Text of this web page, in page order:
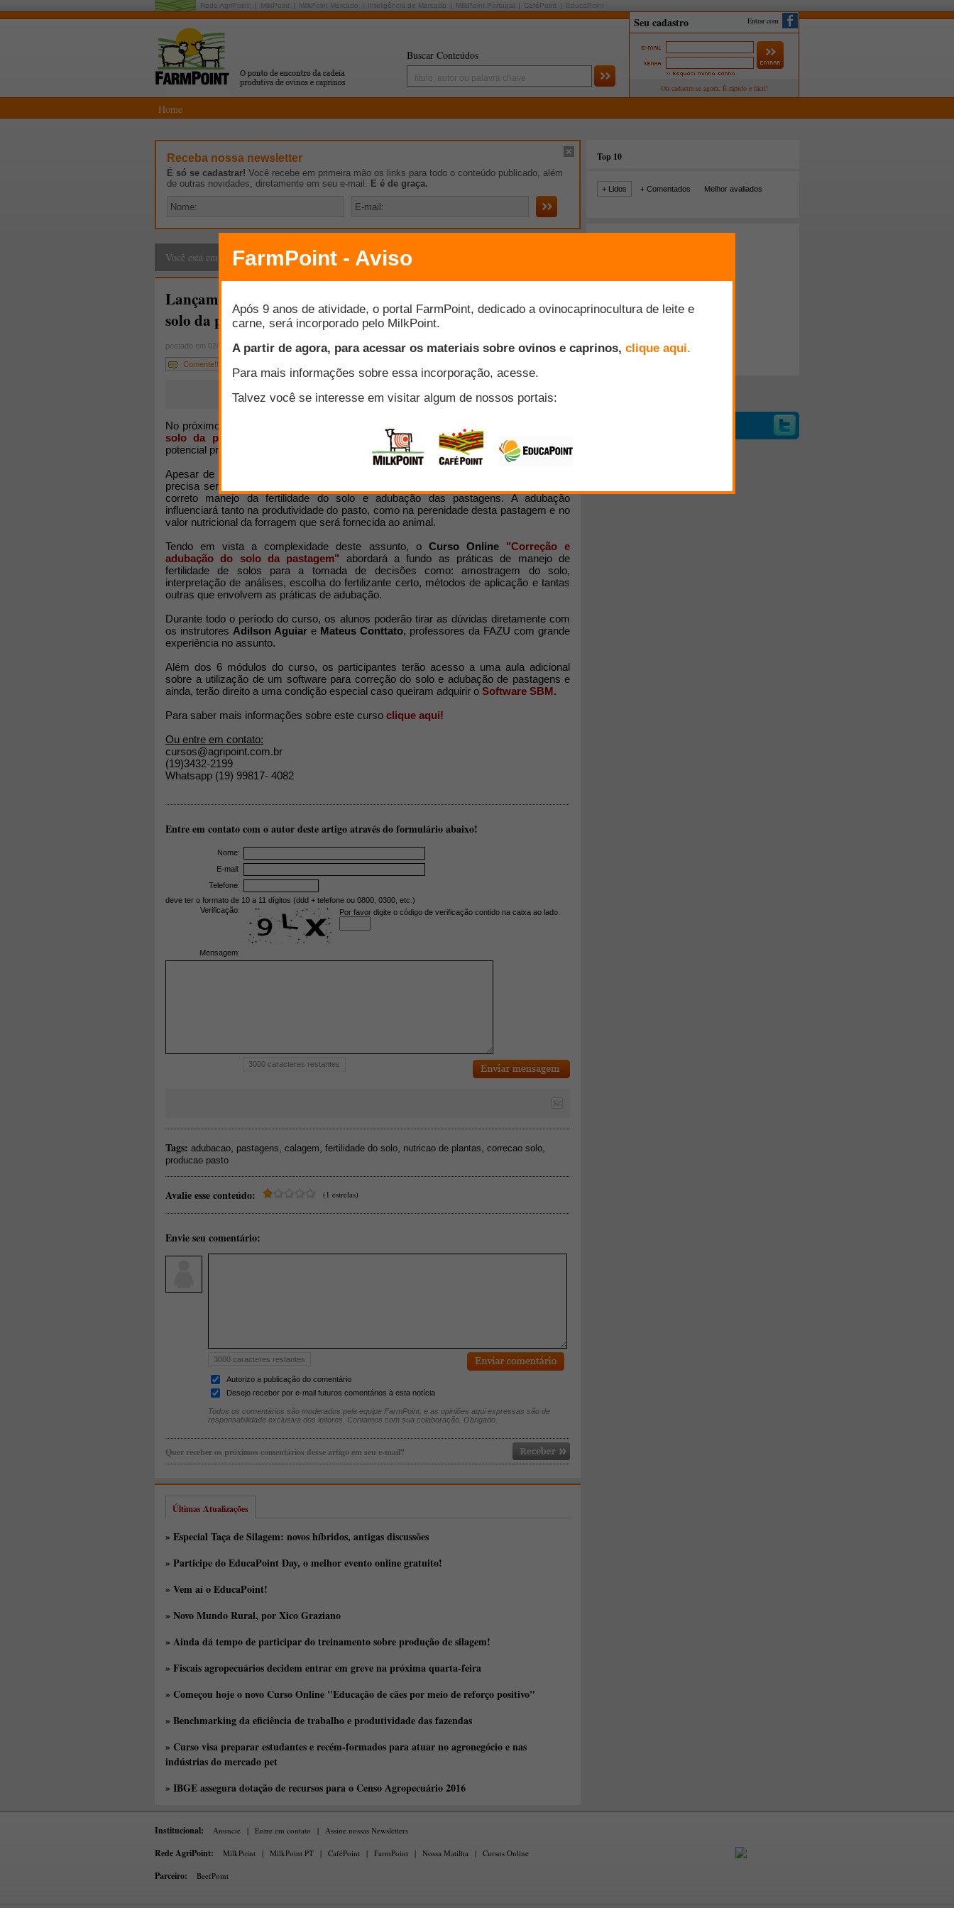
Rede AgriPoint: MilkPoint MilkPoint Mercado Inteligência de Mercado MilkPoint Portugal CaféPoint EducaPoint
Buscar Conteúdos
Entrar com
Home
Receba nossa newsletter
É só se cadastrar! Você recebe em primeira mão os links para todo o conteúdo publicado, além
de outras novidades, diretamente em seu e-mail. E é de graça.
Você está em: farmpoint.com.br>Novas do FarmPoint
Lançamento- Curso Online "Correção e adubação do
solo da pastagem"
postado em 02/09/2015
Comente!!!
No próximo mês teremos o lançamento do Curso Online
solo da pastagem"
que pretende auxiliar aqueles que querem obter o máximo
potencial produtivo de suas pastagens.
Apesar de muitos produtores ainda considerarem o pasto como uma cultura que não
precisa ser adubada assim como outras culturas agrícolas, é fundamental realizar o
correto manejo da fertilidade do solo e adubação das pastagens. A adubação
influenciará tanto na produtividade do pasto, como na perenidade desta pastagem e no
valor nutricional da forragem que será fornecida ao animal.
Tendo em vista a complexidade deste assunto, o Curso Online "Correção e
adubação do solo da pastagem" abordará a fundo as práticas de manejo de
fertilidade de solos para a tomada de decisões como: amostragem do solo,
interpretação de análises, escolha do fertilizante certo, métodos de aplicação e tantas
outras que envolvem as práticas de adubação.
Durante todo o período do curso, os alunos poderão tirar as dúvidas diretamente com
os instrutores Adilson Aguiar e Mateus Conttato, professores da FAZU com grande
experiência no assunto.
Além dos 6 módulos do curso, os participantes terão acesso a uma aula adicional
sobre a utilização de um software para correção do solo e adubação de pastagens e
ainda, terão direito a uma condição especial caso queiram adquirir o Software SBM.
Para saber mais informações sobre este curso clique aqui!
Ou entre em contato:
cursos@agripoint.com.br
(19)3432-2199
Whatsapp (19) 99817- 4082
Entre em contato com o autor deste artigo através do formulário abaixo!
Nome:
E-mail:
Telefone:
deve ter o formato de 10 a 11 dígitos (ddd + telefone ou 0800, 0300, etc.)
Verificação:
Por favor digite o código de verificação contido na caixa ao lado:
Mensagem:
3000 caracteres restantes
Tags: adubacao pastagens calagem fertilidade do solo nutricao de plantas correcao solo
producao pasto
Avalie esse conteúdo: (1 estrelas)
Envie seu comentário:
3000 caracteres restantes
Autorizo a publicação do comentário
Desejo receber por e-mail futuros comentários à esta notícia
Todos os comentários são moderados pela equipe FarmPoint, e as opiniões aqui expressas são de
responsabilidade exclusiva dos leitores. Contamos com sua colaboração. Obrigado.
Quer receber os próximos comentários desse artigo em seu e-mail?
Últimas Atualizações
» Especial Taça de Silagem: novos híbridos, antigas discussões
» Participe do EducaPoint Day, o melhor evento online gratuito!
» Vem aí o EducaPoint!
» Novo Mundo Rural, por Xico Graziano
» Ainda dá tempo de participar do treinamento sobre produção de silagem!
» Fiscais agropecuários decidem entrar em greve na próxima quarta-feira
» Começou hoje o novo Curso Online "Educação de cães por meio de reforço positivo"
» Benchmarking da eficiência de trabalho e produtividade das fazendas
» Curso visa preparar estudantes e recém-formados para atuar no agronegócio e nas
indústrias do mercado pet
» IBGE assegura dotação de recursos para o Censo Agropecuário 2016
Top 10
+ Lidos + Comentados Melhor avaliados
Institucional: Anuncie | Entre em contato | Assine nossas Newsletters
Rede AgriPoint: MilkPoint | MilkPoint PT | CaféPoint | FarmPoint | Nossa Matilha | Cursos Online
Parceiro: BeefPoint